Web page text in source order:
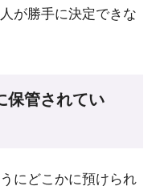
が勝手に決定できな
保管されてい
にどこかに預けられ